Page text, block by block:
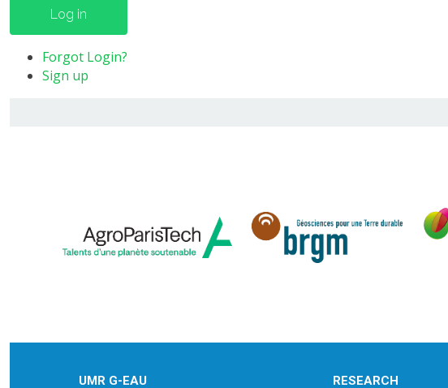
Log in
Forgot Login?
Sign up
UMR G-EAU RESEARCH